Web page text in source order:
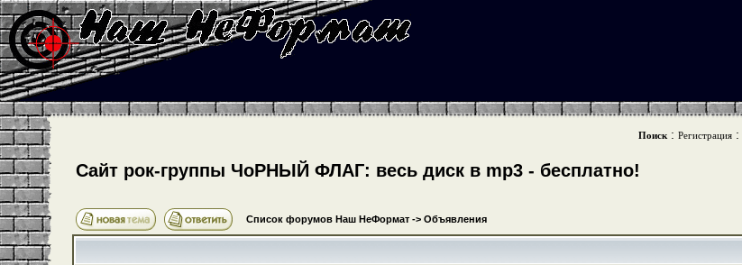
Поиск: Регистрация:
Cайт рок-группы ЧоРНЫЙ ФЛАГ: весь диск в mp3 - бесплатно!
Список форумов Наш НеФормат-> Объявления